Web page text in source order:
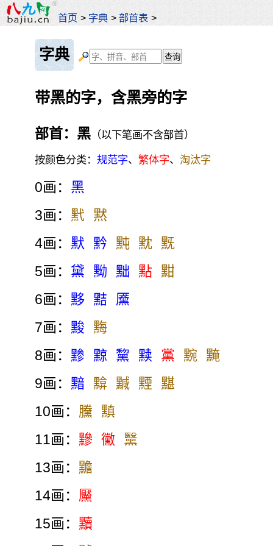
首页 > 字典 >部首表 >
字典
带黑的字，含黑旁的字
部首：黑 （以下笔画不含部首）
按颜色分类：规范字、繁体字、淘汰字
0画： 黑
3画： 黓
黙
4画： 默 黔 黗 黕 黖
5画： 黛 黝 黜 點
黚
6画： 黟 黠
黡
7画： 黢
黣
8画： 黪 黥 黧 黩 黨 黦
黤
9画： 黯 黭 黬 黫
黮
10画： 黱
黰
11画： 黲 黴
黳
13画： 黵
14画： 黶
15画： 黷